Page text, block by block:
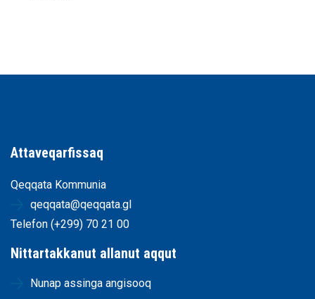
Attaveqarfissaq
Qeqqata Kommunia
qeqqata@qeqqata.gl
Telefon (+299) 70 21 00
Nittartakkanut allanut aqqut
Nunap assinga angisooq